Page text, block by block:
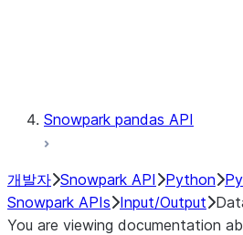
Snowpark pandas API
개발자 Snowpark API Python
Snowpark APIs Input/Output
You are viewing documentation